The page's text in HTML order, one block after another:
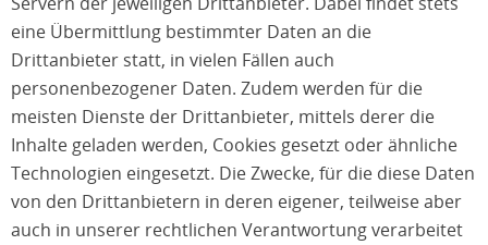
eine Übermittlung bestimmter Daten an die
Drittanbieter statt, in vielen Fällen auch
personenbezogener Daten. Zudem werden für die
meisten Dienste der Drittanbieter, mittels derer die
Inhalte geladen werden, Cookies gesetzt oder ähnliche
Technologien eingesetzt. Die Zwecke, für die diese Daten
von den Drittanbietern in deren eigener, teilweise aber
auch in unserer rechtlichen Verantwortung verarbeitet